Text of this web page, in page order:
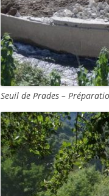
Seuil de Prades –